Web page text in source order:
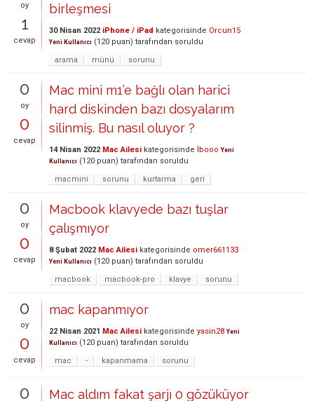
oy
1
cevap
birleşmesi
30 Nisan 2022 iPhone / iPad kategorisinde Orcun15
Yeni Kullanıcı (120 puan) tarafından soruldu
arama
münü sorunu
0
oy
0
cevap
Mac mini m1’e bağlı olan harici
hard diskinden bazı dosyalarım
silinmiş. Bu nasıl oluyor ?
14 Nisan 2022 Mac Ailesi kategorisinde İbooo Yeni
Kullanıcı (120 puan) tarafından soruldu
macmini
sorunu kurtarma geri
0
oy
0
cevap
Macbook klavyede bazı tuşlar
çalışmıyor
8 Şubat 2022 Mac Ailesi kategorisinde omer661133
Yeni Kullanıcı (120 puan) tarafından soruldu
macbook
macbook-pro klavye sorunu
0
oy
0
cevap
mac kapanmıyor
22 Nisan 2021 Mac Ailesi kategorisinde yasin28 Yeni
Kullanıcı (120 puan) tarafından soruldu
mac
- kapanmama sorunu
0
Mac aldım fakat şarjı 0 gözüküyor